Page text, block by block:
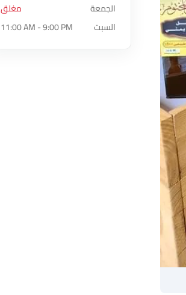
الجمعة
مغلق
السبت
11:00 AM - 9:00 PM